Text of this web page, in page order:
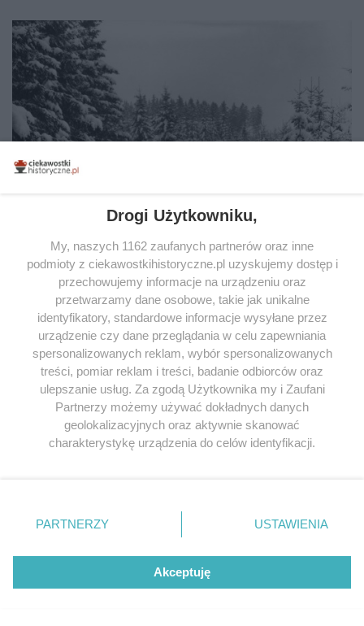
Jak prowadzić ofensywę w takich warunkach? (fot.
Zgubne okazały się również dla Führera braki paliwa,
unicestwieniu słabo doświadczonych i wyposażonych
jednostek armii amerykańskiej stały się fikcją już od
Drogi Użytkowniku,
My, naszych 1162 zaufanych partnerów oraz inne
podmioty z ciekawostkihistoryczne.pl uzyskujemy dostęp i
przechowujemy informacje na urządzeniu oraz
przetwarzamy dane osobowe, takie jak unikalne
identyfikatory, standardowe informacje wysyłane przez
urządzenie czy dane przeglądania w celu zapewniania
spersonalizowanych reklam, wybór spersonalizowanych
treści, pomiar reklam i treści, badanie odbiorców oraz
ulepszanie usług. Za zgodą Użytkownika my i Zaufani
Partnerzy możemy używać dokładnych danych
geolokalizacyjnych oraz aktywnie skanować
charakterystykę urządzenia do celów identyfikacji.
zmienić/wycofać klikając przycisk ustawień prywatności
znajdujący się w lewym dolnym rogu strony
. Niektóre
użytkownika, ale masz prawo sprzeciwić się takiemu
przetwarzaniu. Preferencje będą miały zastosowania tylko
PARTNERZY USTAWIENIA
Akceptuję